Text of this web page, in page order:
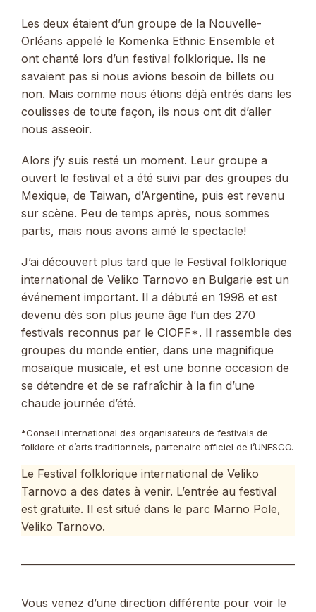
Les deux étaient d’un groupe de la Nouvelle-
Orléans appelé le Komenka Ethnic Ensemble et
ont chanté lors d’un festival folklorique. Ils ne
savaient pas si nous avions besoin de billets ou
non. Mais comme nous étions déjà entrés dans les
coulisses de toute façon, ils nous ont dit d’aller
nous asseoir.
Alors j’y suis resté un moment. Leur groupe a
ouvert le festival et a été suivi par des groupes du
Mexique, de Taiwan, d’Argentine, puis est revenu
sur scène. Peu de temps après, nous sommes
partis, mais nous avons aimé le spectacle!
J’ai découvert plus tard que le Festival folklorique
international de Veliko Tarnovo en Bulgarie est un
événement important. Il a débuté en 1998 et est
devenu dès son plus jeune âge l’un des 270
festivals reconnus par le CIOFF*. Il rassemble des
groupes du monde entier, dans une magnifique
mosaïque musicale, et est une bonne occasion de
se détendre et de se rafraîchir à la fin d’une
chaude journée d’été.
*Conseil international des organisateurs de festivals de
folklore et d’arts traditionnels, partenaire officiel de l’UNESCO.
Le Festival folklorique international de Veliko
Tarnovo a des dates à venir. L’entrée au festival
est gratuite. Il est situé dans le parc Marno Pole,
Veliko Tarnovo.
Vous venez d’une direction différente pour voir le